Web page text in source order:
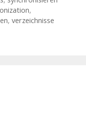
,
, verzeichnisse